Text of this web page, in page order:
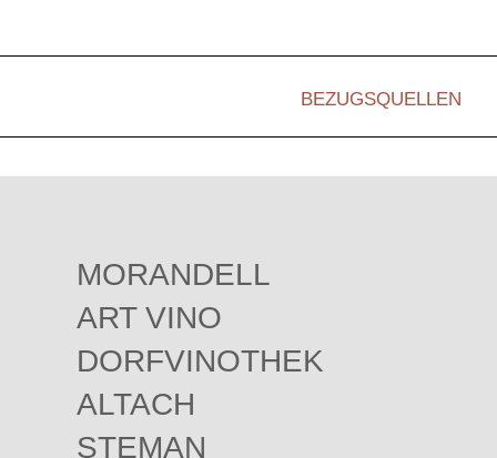
BEZUGSQUELLEN
MORANDELL
ART VINO
DORFVINOTHEK
ALTACH
STEMAN